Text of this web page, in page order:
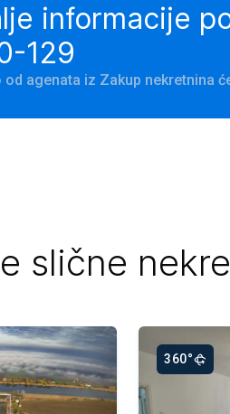
informacije
129
agenata iz Zakup nekretnina
slične
360°